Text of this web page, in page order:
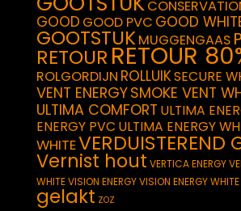
GOOD GOOD PVC GOOD
GOOTSTUKMUGGENGAAS
RETOUR RETOUR
ROLGORDIJN ROLLUIKSECURE
VENT ENERGYSMOKE VENT
ULTIMA COMFORT ULTIMA
ENERGY PVC ULTIMA ENERGY
WHITEVERDUISTEREND
Vernist hout VERTICA ENERGY
WHITEVISION ENERGYVISION ENERGY WHITE
gelakt ZOZ